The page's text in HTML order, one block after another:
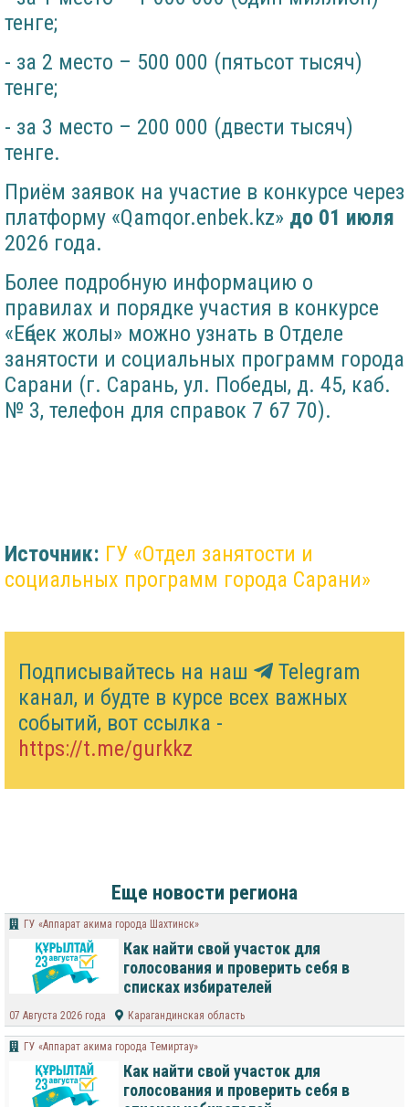
тенге;
- за 2 место – 500 000 (пятьсот тысяч)
тенге;
- за 3 место – 200 000 (двести тысяч)
тенге.
Приём заявок на участие в конкурсе через
платформу «Qamqor.enbek.kz» до 01 июля
2026 года.
Более подробную информацию о
правилах и порядке участия в конкурсе
«Еңбек жолы» можно узнать в Отделе
занятости и социальных программ города
Сарани (г. Сарань, ул. Победы, д. 45, каб.
№ 3, телефон для справок 7 67 70).
Источник: ГУ «Отдел занятости и
социальных программ города Сарани»
Подписывайтесь на наш
Telegram
канал, и будте в курсе всех важных
событий, вот ссылка -
https://t.me/gurkkz
Еще новости региона
ГУ «Аппарат акима города Шахтинск»
Как найти свой участок для
голосования и проверить себя в
списках избирателей
07 Августа 2026 года Карагандинская область
ГУ «Аппарат акима города Темиртау»
Как найти свой участок для
голосования и проверить себя в